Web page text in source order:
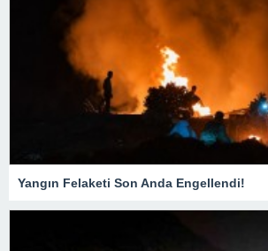
Yangın Felaketi Son Anda Engellendi!